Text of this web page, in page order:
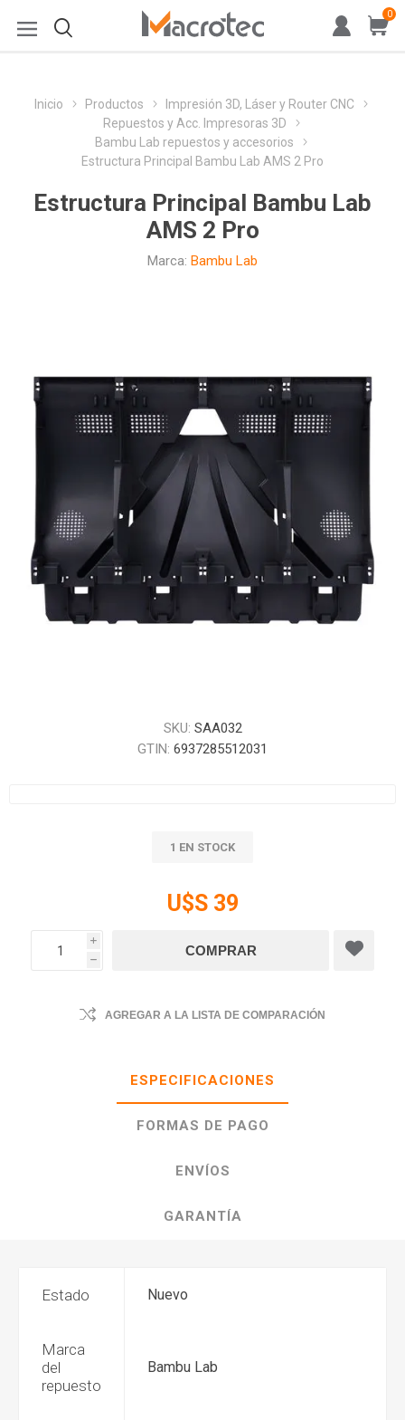
0
Inicio Productos
Impresión 3D, Láser y Router CNC
Repuestos y Acc. Impresoras 3D
Bambu Lab repuestos y accesorios
Estructura Principal Bambu Lab AMS 2 Pro
Estructura Principal Bambu Lab
AMS 2 Pro
Marca: Bambu Lab
SKU: SAA032
GTIN: 6937285512031
1 EN STOCK
U$S 39
i
h
AGREGAR A LA LISTA DE COMPARACIÓN
ESPECIFICACIONES
FORMAS DE PAGO
ENVÍOS
GARANTÍA
Estado Nuevo
Marca
del
repuesto
Bambu Lab